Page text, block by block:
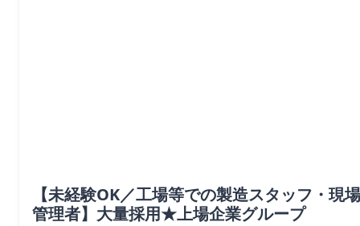
【未経験OK／工場等での製造スタッフ・現場
管理者】大量採用★上場企業グループ